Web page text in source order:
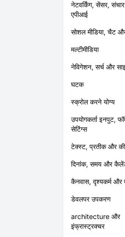
नेटवर्किंग, सेंसर,
एपीआई
सोशल मीडिया, चैट
मल्टीमीडिया
नेविगेशन, सर्च और
घटक
स्क्रोल करने योग्य
उपयोगकर्ता इनपुट,
सेटिंग्स
टेक्स्ट, प्रतीक और
दिनांक, समय और
कैनवास, दृश्यकर्म और
डेवलपर उपकरण
architecture और
इंफ्रास्ट्रक्चर